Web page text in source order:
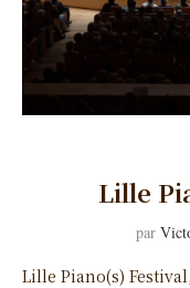
Lille
par
Lille Piano(s)